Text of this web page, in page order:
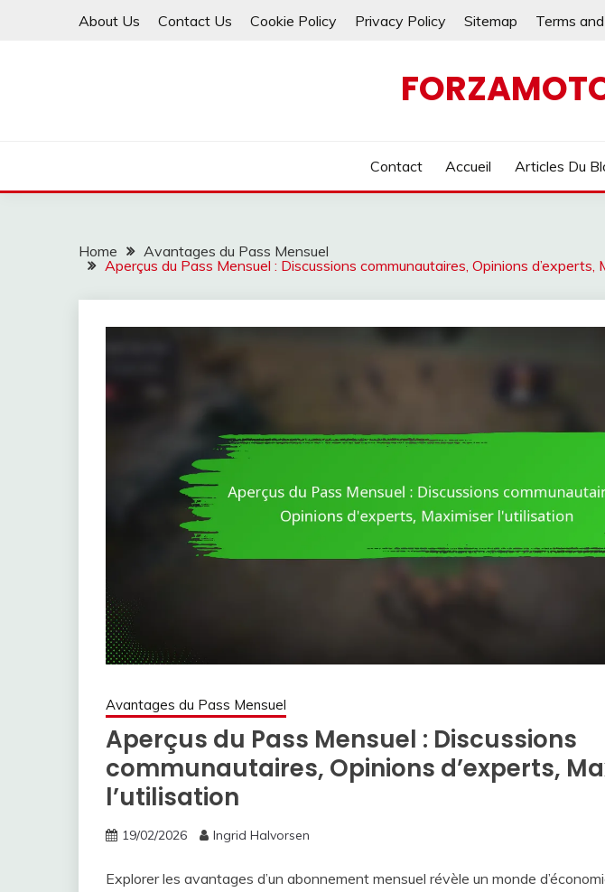
About Us Contact Us Cookie Policy Privacy Policy Sitemap Terms
Contact Accueil Articles Du
Home
Avantages du Pass Mensuel
Aperçus du Pass Mensuel : Discussions communautaires, Opinions d’experts,
Avantages du Pass Mensuel
Aperçus du Pass Mensuel : Discussions
communautaires, Opinions d’experts,
l’utilisation
19/02/2026 Ingrid Halvorsen
Explorer les avantages d’un abonnement mensuel révèle un monde